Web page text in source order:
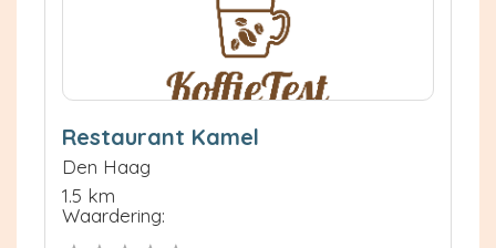
Restaurant Kamel
Den Haag
1.5 km
Waardering: